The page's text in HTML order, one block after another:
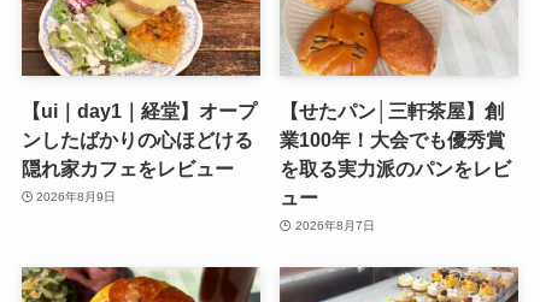
【ui｜day1｜経堂】オープ
ンしたばかりの心ほどける
隠れ家カフェをレビュー
2026年8月9日
【せたパン│三軒茶屋】創
業100年！大会でも優秀賞
を取る実力派のパンをレビ
ュー
2026年8月7日